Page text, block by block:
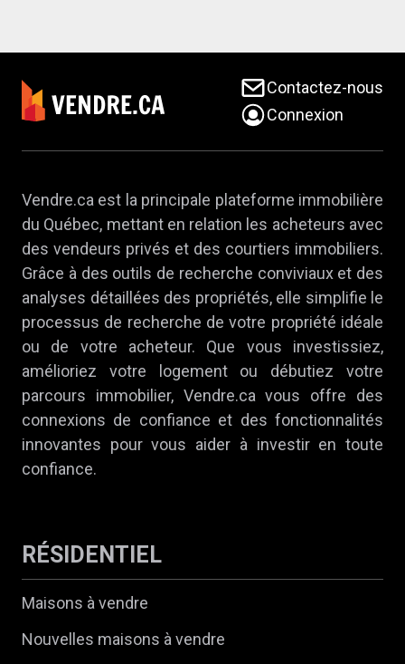
Contactez-nous
Connexion
Vendre.ca est la principale plateforme immobilière
du Québec, mettant en relation les acheteurs avec
des vendeurs privés et des courtiers immobiliers.
Grâce à des outils de recherche conviviaux et des
analyses détaillées des propriétés, elle simplifie le
processus de recherche de votre propriété idéale
ou de votre acheteur. Que vous investissiez,
amélioriez votre logement ou débutiez votre
parcours immobilier, Vendre.ca vous offre des
connexions de confiance et des fonctionnalités
innovantes pour vous aider à investir en toute
confiance.
RÉSIDENTIEL
Maisons à vendre
Nouvelles maisons à vendre